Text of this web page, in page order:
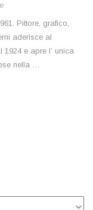
Pittore, grafico,
aderisce al
1924 e apre l’ unica
nella …